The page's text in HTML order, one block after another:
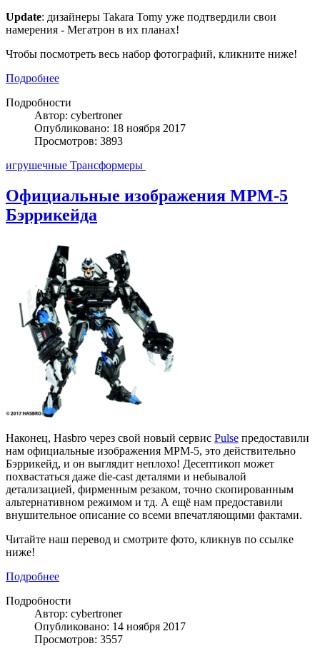
Update: дизайнеры Takara Tomy уже подтвердили свои
намерения - Мегатрон в их планах!
Чтобы посмотреть весь набор фотографий, кликните ниже!
Подробнее
Подробности
Автор: cybertroner
Опубликовано: 18 ноября 2017
Просмотров: 3893
игрушечные Трансформеры
Официальные изображения MPM-5
Бэррикейда
Наконец, Hasbro через свой новый сервис Pulse предоставили
нам официальные изображения MPM-5, это действительно
Бэррикейд, и он выглядит неплохо! Десептикоп может
похвастаться даже die-cast деталями и небывалой
детализацией, фирменным резаком, точно скопированным
альтернативном режимом и тд. А ещё нам предоставили
внушительное описание со всеми впечатляющими фактами.
Читайте наш перевод и смотрите фото, кликнув по ссылке
ниже!
Подробнее
Подробности
Автор: cybertroner
Опубликовано: 14 ноября 2017
Просмотров: 3557